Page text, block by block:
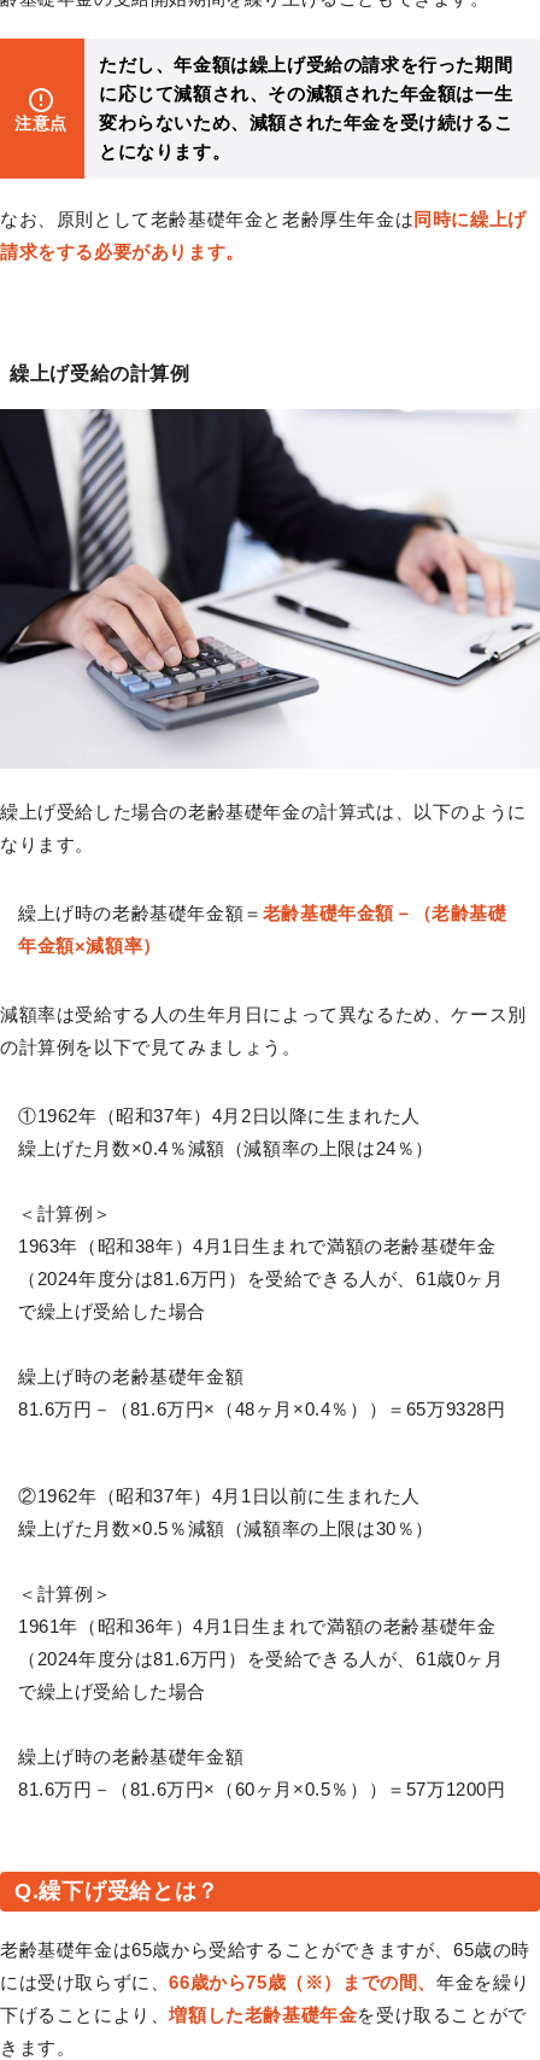
注意点
ただし、年金額は繰上げ受給の請求を行った期間
に応じて減額され、その減額された年金額は一生
変わらないため、減額された年金を受け続けるこ
とになります。
なお、原則として老齢基礎年金と老齢厚生年金は 同時に繰上げ
請求をする必要があります。
繰上げ受給の計算例
繰上げ受給した場合の老齢基礎年金の計算式は、以下のように
なります。
繰上げ時の老齢基礎年金額＝ 老齢基礎年金額－（老齢基礎
年金額×減額率）
減額率は受給する人の生年月日によって異なるため、ケース別
の計算例を以下で見てみましょう。
①1962年（昭和37年）4月2日以降に生まれた人
繰上げた月数×0.4％減額（減額率の上限は24％）
＜計算例＞
1963年（昭和38年）4月1日生まれで満額の老齢基礎年金
（2024年度分は81.6万円）を受給できる人が、61歳0ヶ月
で繰上げ受給した場合
繰上げ時の老齢基礎年金額
81.6万円－（81.6万円×（48ヶ月×0.4％））＝65万9328円
②1962年（昭和37年）4月1日以前に生まれた人
繰上げた月数×0.5％減額（減額率の上限は30％）
＜計算例＞
1961年（昭和36年）4月1日生まれで満額の老齢基礎年金
（2024年度分は81.6万円）を受給できる人が、61歳0ヶ月
で繰上げ受給した場合
繰上げ時の老齢基礎年金額
81.6万円－（81.6万円×（60ヶ月×0.5％））＝57万1200円
Q.繰下げ受給とは？
老齢基礎年金は65歳から受給することができますが、65歳の時
には受け取らずに、66歳から75歳（※）までの間、年金を繰り
下げることにより、増額した老齢基礎年金を受け取ることがで
きます。